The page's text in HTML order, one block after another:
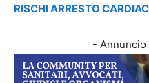
RISCHI ARRESTO
-